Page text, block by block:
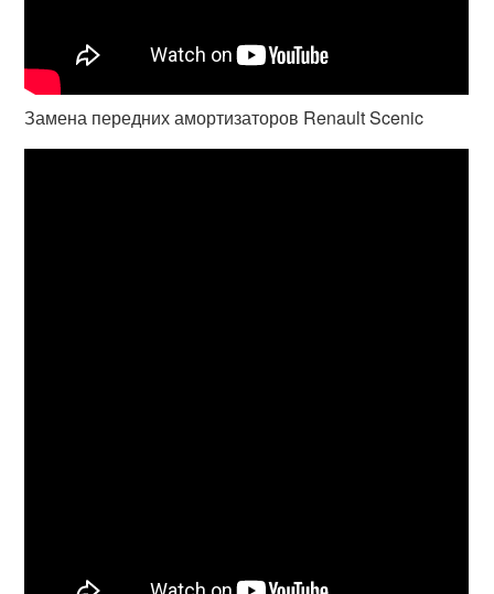
Замена передних амортизаторов Renault Scenic